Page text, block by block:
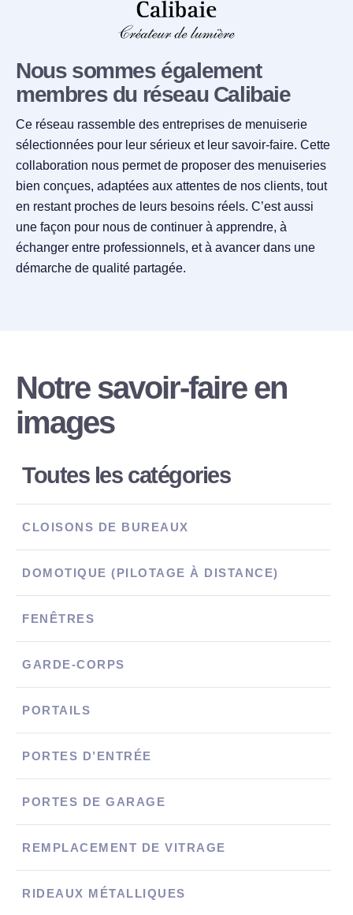
Nous sommes également
membres du réseau Calibaie
Ce réseau rassemble des entreprises de menuiserie
sélectionnées pour leur sérieux et leur savoir-faire. Cette
collaboration nous permet de proposer des menuiseries
bien conçues, adaptées aux attentes de nos clients, tout
en restant proches de leurs besoins réels. C’est aussi
une façon pour nous de continuer à apprendre, à
échanger entre professionnels, et à avancer dans une
démarche de qualité partagée.
Notre savoir-faire en
images
CLOISONS DE BUREAUX
DOMOTIQUE (PILOTAGE À DISTANCE)
FENÊTRES
GARDE-CORPS
PORTAILS
PORTES D’ENTRÉE
PORTES DE GARAGE
REMPLACEMENT DE VITRAGE
RIDEAUX MÉTALLIQUES
Toutes les catégories